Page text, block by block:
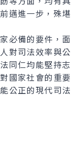
邁進一步，殊堪
必備的要件，面
對司法效率與公
同仁均能堅持志
國家社會的重要
公正的現代司法